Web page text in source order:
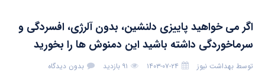
اگر می خواهید پاییزی دلنشین، بدون آلرژی، افسردگی و
سرماخوردگی‌ داشته باشید این دمنوش ها را بخورید
توسط بهداشت نیوز ۱۴۰۳-۰۷-۲۴ ۹۱ بازدید بدون دیدگاه